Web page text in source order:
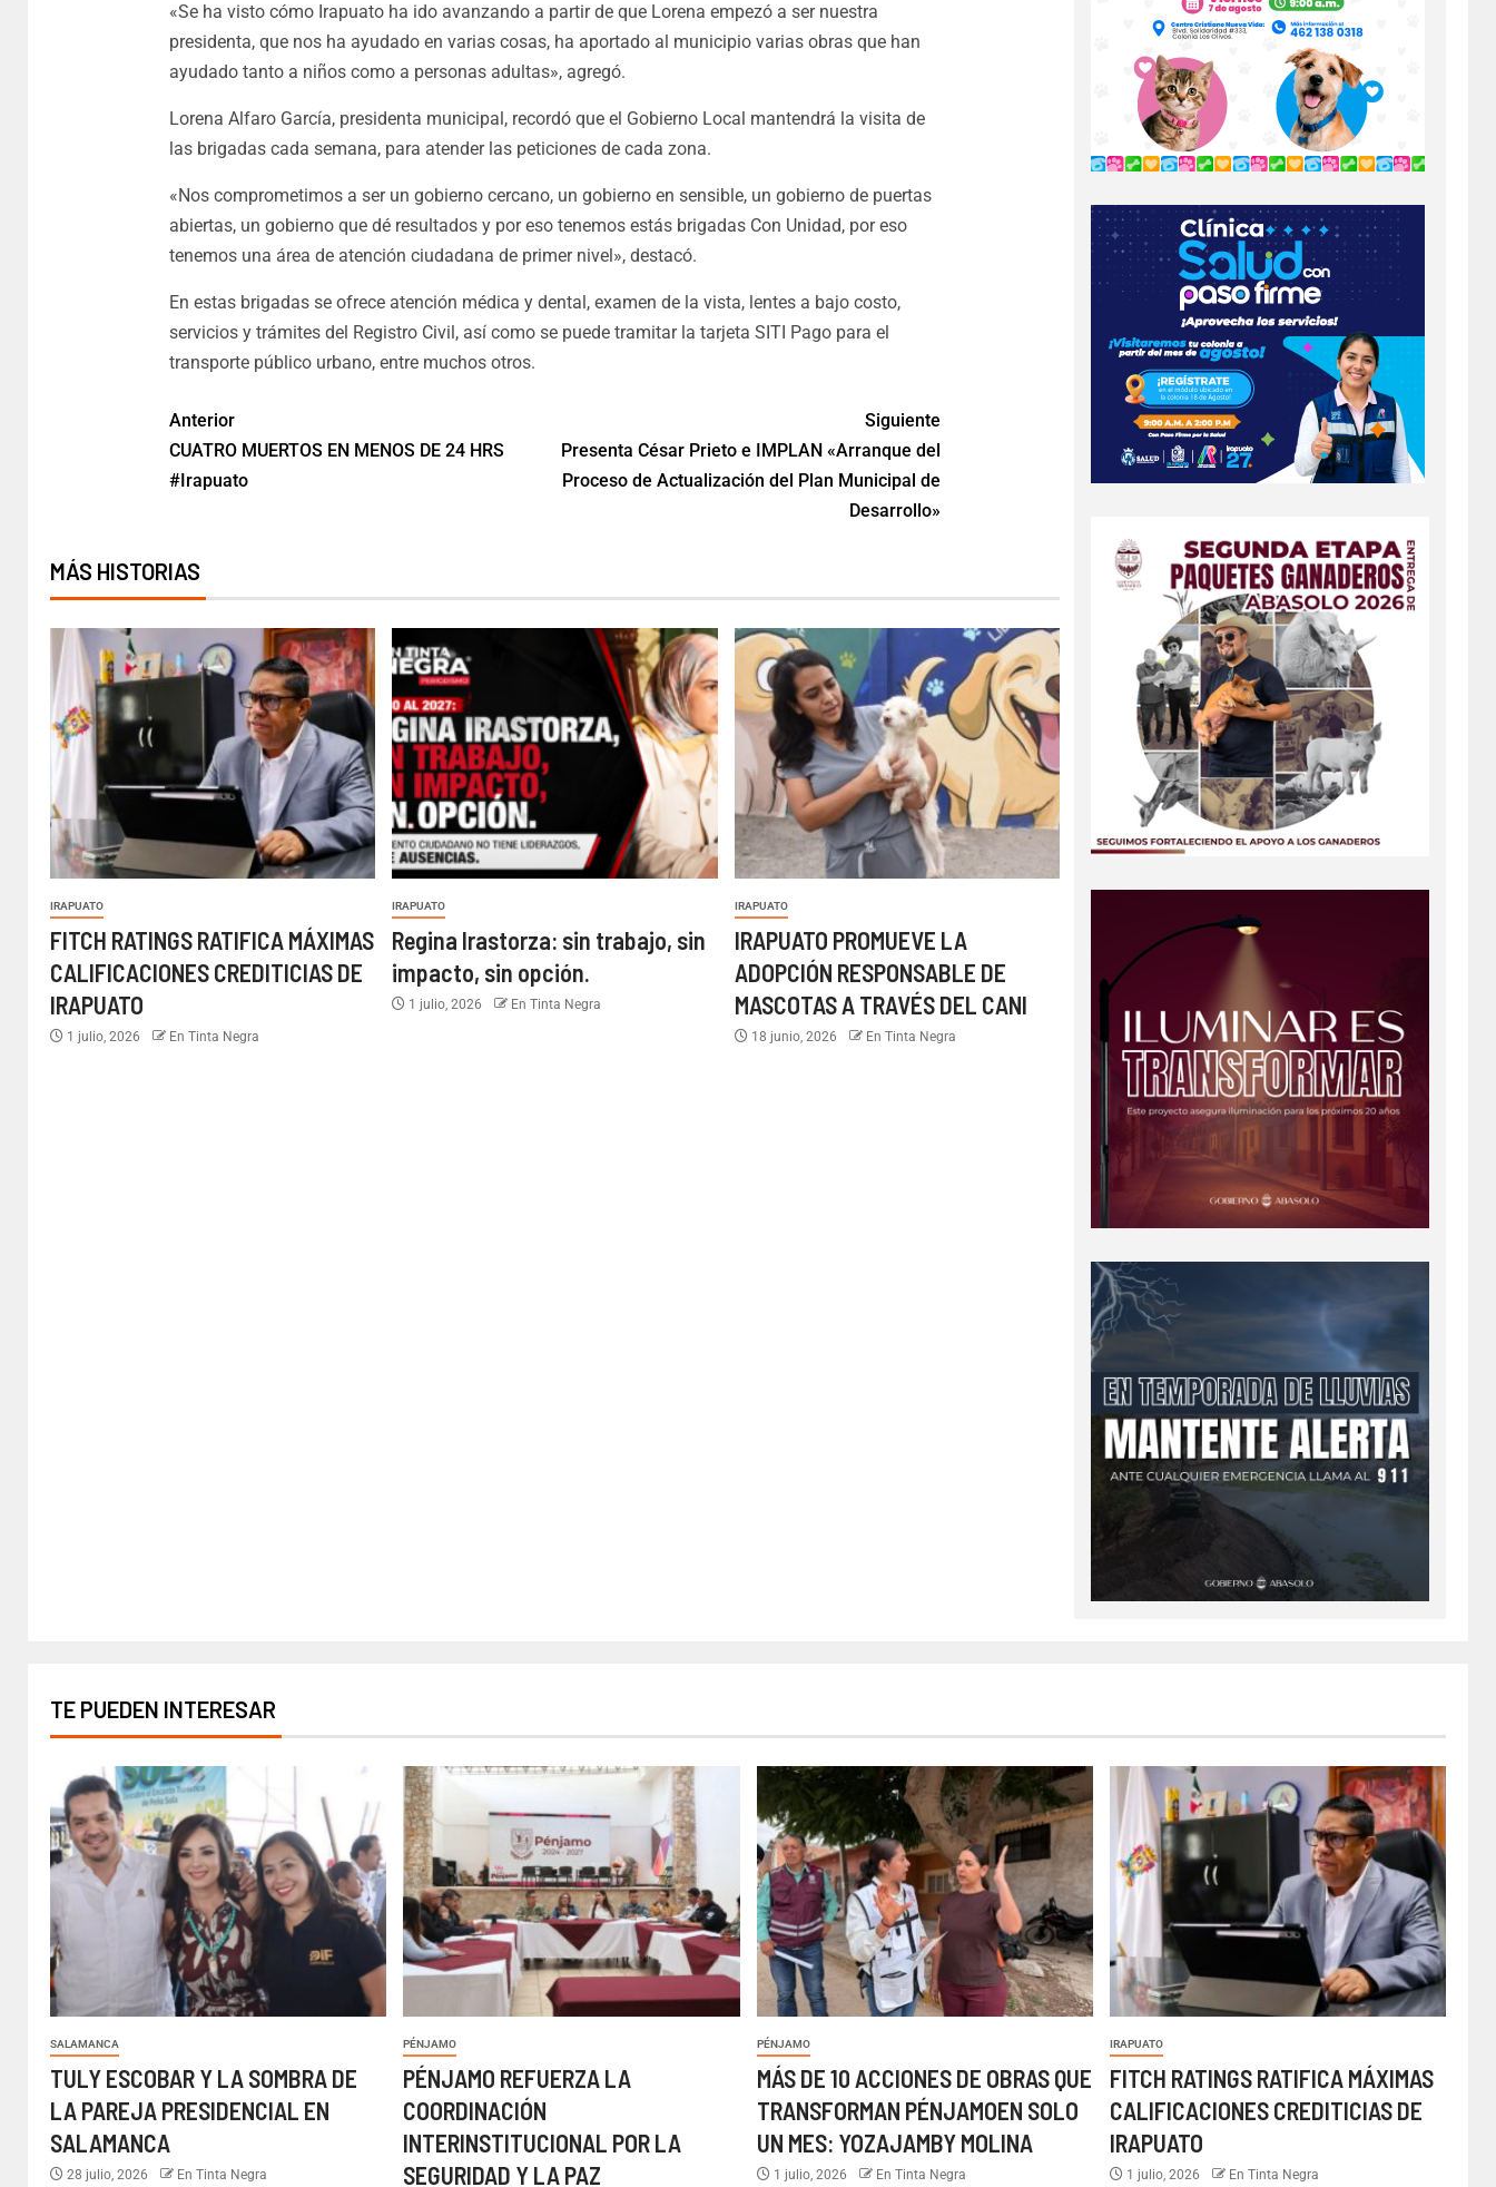
«Se ha visto cómo Irapuato ha ido avanzando a partir de que Lorena empezó a ser nuestra
presidenta, que nos ha ayudado en varias cosas, ha aportado al municipio varias obras que han
ayudado tanto a niños como a personas adultas», agregó.
Lorena Alfaro García, presidenta municipal, recordó que el Gobierno Local mantendrá la visita de
las brigadas cada semana, para atender las peticiones de cada zona.
«Nos comprometimos a ser un gobierno cercano, un gobierno en sensible, un gobierno de puertas
abiertas, un gobierno que dé resultados y por eso tenemos estás brigadas Con Unidad, por eso
tenemos una área de atención ciudadana de primer nivel», destacó.
En estas brigadas se ofrece atención médica y dental, examen de la vista, lentes a bajo costo,
servicios y trámites del Registro Civil, así como se puede tramitar la tarjeta SITI Pago para el
transporte público urbano, entre muchos otros.
Anterior
CUATRO MUERTOS EN MENOS DE 24 HRS
#Irapuato
Siguiente
Presenta César Prieto e IMPLAN «Arranque del
Proceso de Actualización del Plan Municipal de
Desarrollo»
MÁS HISTORIAS
IRAPUATO
FITCH RATINGS RATIFICA MÁXIMAS
CALIFICACIONES CREDITICIAS DE
IRAPUATO
1 julio, 2026 En Tinta Negra
IRAPUATO
Regina Irastorza: sin trabajo, sin
impacto, sin opción.
1 julio, 2026 En Tinta Negra
IRAPUATO
IRAPUATO PROMUEVE LA
ADOPCIÓN RESPONSABLE DE
MASCOTAS A TRAVÉS DEL CANI
18 junio, 2026 En Tinta Negra
TE PUEDEN INTERESAR
SALAMANCA
TULY ESCOBAR Y LA SOMBRA DE
LA PAREJA PRESIDENCIAL EN
SALAMANCA
28 julio, 2026 En Tinta Negra
PÉNJAMO
PÉNJAMO REFUERZA LA
COORDINACIÓN
INTERINSTITUCIONAL POR LA
SEGURIDAD Y LA PAZ
PÉNJAMO
MÁS DE 10 ACCIONES DE OBRAS QUE
TRANSFORMAN PÉNJAMOEN SOLO
UN MES: YOZAJAMBY MOLINA
1 julio, 2026 En Tinta Negra
IRAPUATO
FITCH RATINGS RATIFICA MÁXIMAS
CALIFICACIONES CREDITICIAS DE
IRAPUATO
1 julio, 2026 En Tinta Negra